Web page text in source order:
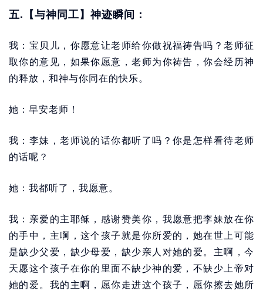
五.【与神同工】神迹瞬间：
我：宝贝儿，你愿意让老师给你做祝福祷告吗？老师征
取你的意见，如果你愿意，老师为你祷告，你会经历神
的释放，和神与你同在的快乐。
她：早安老师！
我：李妹，老师说的话你都听了吗？你是怎样看待老师
的话呢？
她：我都听了，我愿意。
我：亲爱的主耶稣，感谢赞美你，我愿意把李妹放在你
的手中，主啊，这个孩子就是你所爱的，她在世上可能
是缺少父爱，缺少母爱，缺少亲人对她的爱。主啊，今
天愿这个孩子在你的里面不缺少神的爱，不缺少上帝对
她的爱。我的主啊，愿你走进这个孩子，愿你擦去她所